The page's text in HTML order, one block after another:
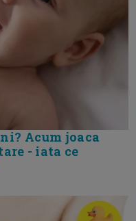
Acum joaca
- iata ce